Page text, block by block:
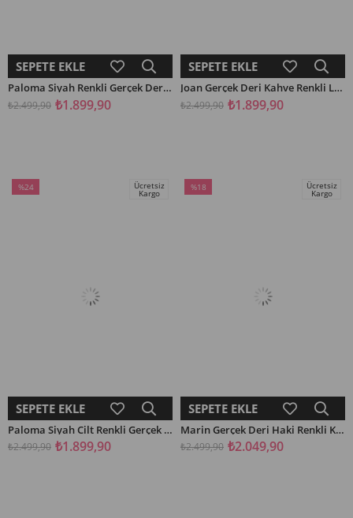
SEPETE EKLE
Paloma Siyah Renkli Gerçek Deri Kadın Babet
₺1.899,90
₺2.499,90
SEPETE EKLE
Joan Gerçek Deri Kahve Renkli Leopar Detaylı Kadın Spor Ayakkabı
₺1.899,90
₺2.499,90
SEPETE EKLE
%24
Ücretsiz
Kargo
Paloma Siyah Cilt Renkli Gerçek Deri Kadın Babet
₺1.899,90
₺2.499,90
SEPETE EKLE
%18
Ücretsiz
Kargo
Marin Gerçek Deri Haki Renkli Kadın Babet
₺2.049,90
₺2.499,90